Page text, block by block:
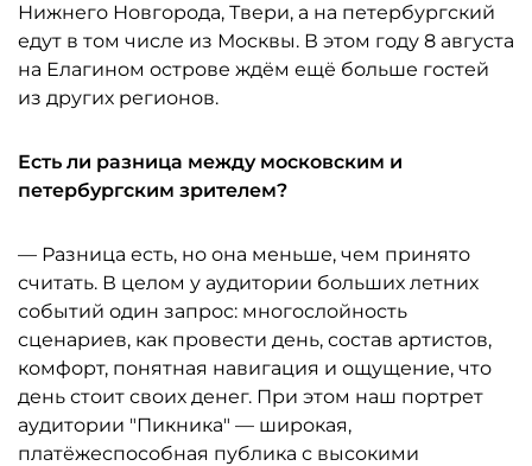
Нижнего Новгорода, Твери, а на петербургский
едут в том числе из Москвы. В этом году 8 августа
на Елагином острове ждём ещё больше гостей
из других регионов.
Есть ли разница между московским и
петербургским зрителем?
— Разница есть, но она меньше, чем принято
считать. В целом у аудитории больших летних
событий один запрос: многослойность
сценариев, как провести день, состав артистов,
комфорт, понятная навигация и ощущение, что
день стоит своих денег. При этом наш портрет
аудитории "Пикника" — широкая,
платёжеспособная публика с высокими